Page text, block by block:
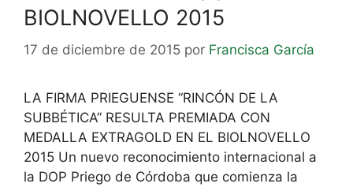
BIOLNOVELLO 2015
17 de diciembre de 2015 por Francisca García
LA FIRMA PRIEGUENSE “RINCÓN DE LA
SUBBÉTICA” RESULTA PREMIADA CON
MEDALLA EXTRAGOLD EN EL BIOLNOVELLO
2015 Un nuevo reconocimiento internacional a
la DOP Priego de Córdoba que comienza la